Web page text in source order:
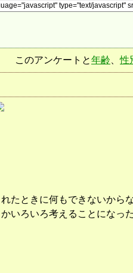
このアンケートと年齢 、性
たときに何もできないから
いろいろ考えることになっ